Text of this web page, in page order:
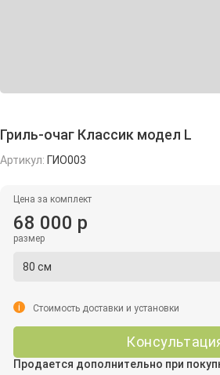
Гриль-очаг Классик модел L
Артикул: ГИО003
Цена за комплект
68 000 р
размер
80 см
Продается дополнительно при
i Стоимость доставки и установки